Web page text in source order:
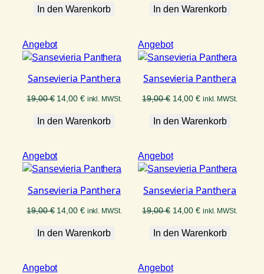
war:
ist:
In den Warenkorb
war:
ist:
In den Warenkorb
AngebotProdukt
im
Sansevieria Panthera
19,00€ Ursprünglicher
war:
14,00 €Aktueller
ist:
inkl. MWSt.
In den Warenkorb
AngebotProdukt
im
Sansevieria Panthera
19,00€ Ursprünglicher
war:
14,00€Aktueller
ist:
inkl. MWSt.
In den Warenkorb
AngebotProdukt
im
Sansevieria Panthera
19,00€ Ursprünglicher
war:
14,00 €Aktueller
ist:
inkl. MWSt.
In den Warenkorb
AngebotProdukt
im
Sansevieria Panthera
19,00€ Ursprünglicher
war:
14,00€Aktueller
ist:
inkl. MWSt.
In den Warenkorb
AngebotProdukt
AngebotProdukt